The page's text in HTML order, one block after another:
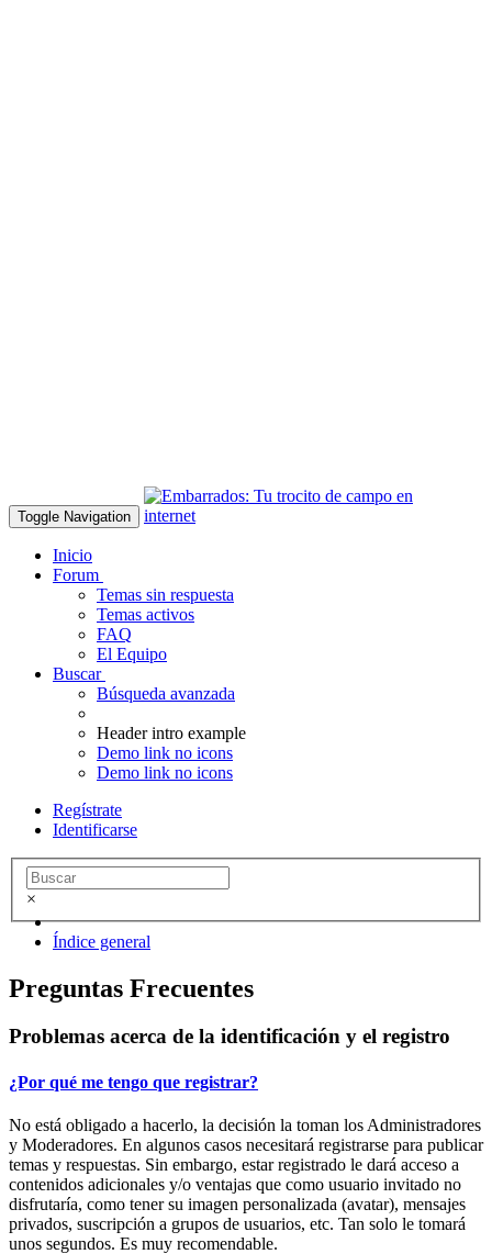
Toggle Navigation
Inicio
Forum
Temas sin respuesta
Temas activos
FAQ
El Equipo
Buscar
Búsqueda avanzada
Header intro example
Demo link no icons
Demo link no icons
Regístrate
Identificarse
×
Índice general
Preguntas Frecuentes
Problemas acerca de la identificación y el registro
¿Por qué me tengo que registrar?
No está obligado a hacerlo, la decisión la toman los Administradores
y Moderadores. En algunos casos necesitará registrarse para publicar
temas y respuestas. Sin embargo, estar registrado le dará acceso a
contenidos adicionales y/o ventajas que como usuario invitado no
disfrutaría, como tener su imagen personalizada (avatar), mensajes
privados, suscripción a grupos de usuarios, etc. Tan solo le tomará
unos segundos. Es muy recomendable.